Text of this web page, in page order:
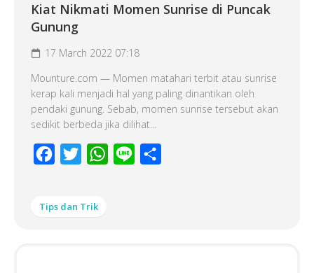
Kiat Nikmati Momen Sunrise di Puncak
Gunung
17 March 2022 07:18
Mounture.com — Momen matahari terbit atau sunrise
kerap kali menjadi hal yang paling dinantikan oleh
pendaki gunung. Sebab, momen sunrise tersebut akan
sedikit berbeda jika dilihat...
Facebook
Twitter WhatsApp
Line
Tips dan Trik